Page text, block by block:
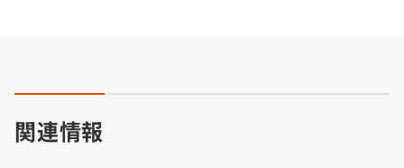
関連情報